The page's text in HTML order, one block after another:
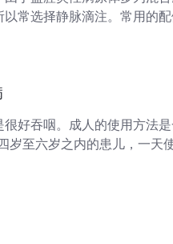
常选择静脉滴注。常用的
好吞咽。成人的使用方法
岁至六岁之内的患儿，一天